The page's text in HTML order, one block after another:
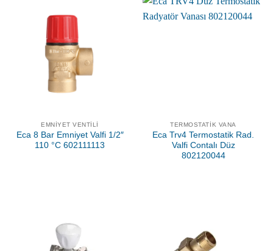
EMNIYET VENTILI
Eca 8 Bar Emniyet Valfi 1/2″
110 °C 602111113
TERMOSTATIK VANA
Eca Trv4 Termostatik Rad.
Valfi Contalı Düz
802120044